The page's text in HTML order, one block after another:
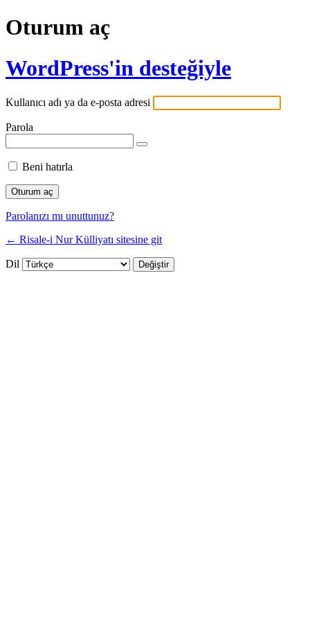
Oturum aç
WordPress'in desteğiyle
Kullanıcı adı ya da e-posta adresi
Parola
Beni hatırla
Parolanızı mı unuttunuz?
← Risale-i Nur Külliyatı sitesine git
Dil